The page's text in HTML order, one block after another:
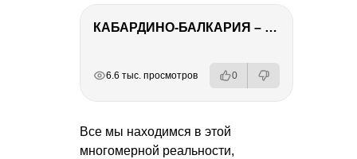
КАБАРДИНО-БАЛКАРИЯ – ПУТЕШЕСТВИЕ НА КАВКАЗ часть 3
6.6 тыс. просмотров 0
Все мы находимся в этой
многомерной реальности,